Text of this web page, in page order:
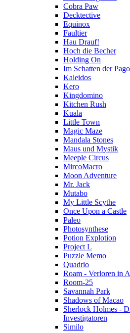
Cobra Paw
Decktective
Equinox
Faultier
Hau Drauf!
Hoch die Becher
Holding On
Im Schatten der
Kaleidos
Kero
Kingdomino
Kitchen Rush
Kuala
Little Town
Magic Maze
Mandala Stones
Maus und Mystik
Meeple Circus
MircoMacro
Moon Adventure
Mr. Jack
Mutabo
My Little Scythe
Once Upon a Castle
Paleo
Photosynthese
Potion Explotion
Project L
Puzzle Memo
Quadrio
Roam - Verloren in
Room-25
Savannah Park
Shadows of Macao
Sherlock Holmes -
Investigatoren
Similo